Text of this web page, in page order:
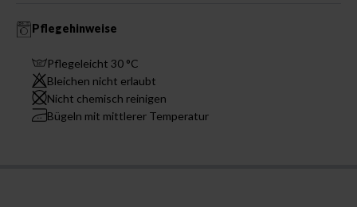
Pflegehinweise
Pflegeleicht 30 °C
Bleichen nicht erlaubt
Nicht chemisch reinigen
Bügeln mit mittlerer Temperatur